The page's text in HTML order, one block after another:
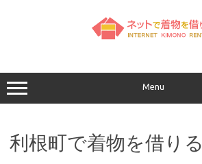
キ
ッ
プ
Menu
利根町で着物を借りる